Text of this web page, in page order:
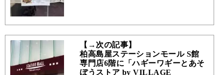
【→次の記事】
柏高島屋ステーションモール S館
専門店6階に「ハギーワギーとあそ
ぼうストア by VILLAGE